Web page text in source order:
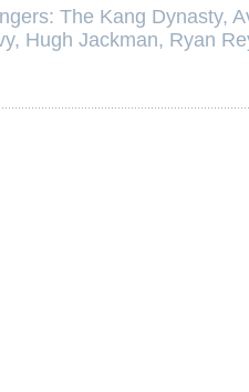
The Kang Dynasty,
, Hugh Jackman, Ryan